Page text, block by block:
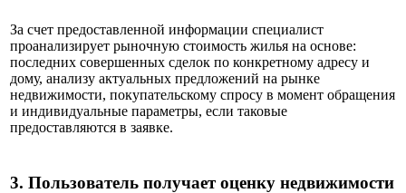
За счет предоставленной информации специалист
проанализирует рыночную стоимость жилья на основе:
последних совершенных сделок по конкретному адресу и
дому, анализу актуальных предложений на рынке
недвижимости, покупательскому спросу в момент обращения
и индивидуальные параметры, если таковые
предоставляются в заявке.
3. Пользователь получает оценку недвижимости